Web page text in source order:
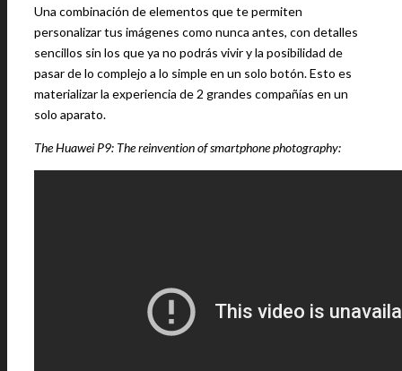
Una combinación de elementos que te permiten
personalizar tus imágenes como nunca antes, con detalles
sencillos sin los que ya no podrás vivir y la posibilidad de
pasar de lo complejo a lo simple en un solo botón. Esto es
materializar la experiencia de 2 grandes compañías en un
solo aparato.
The Huawei P9: The reinvention of smartphone photography: